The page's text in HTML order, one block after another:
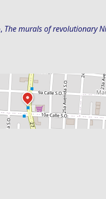
, The murals of revolutionary